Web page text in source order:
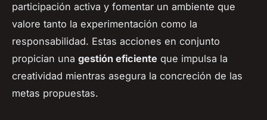
participación activa y fomentar un ambiente que
valore tanto la experimentación como la
responsabilidad. Estas acciones en conjunto
propician una gestión eficiente que impulsa la
creatividad mientras asegura la concreción de las
metas propuestas.